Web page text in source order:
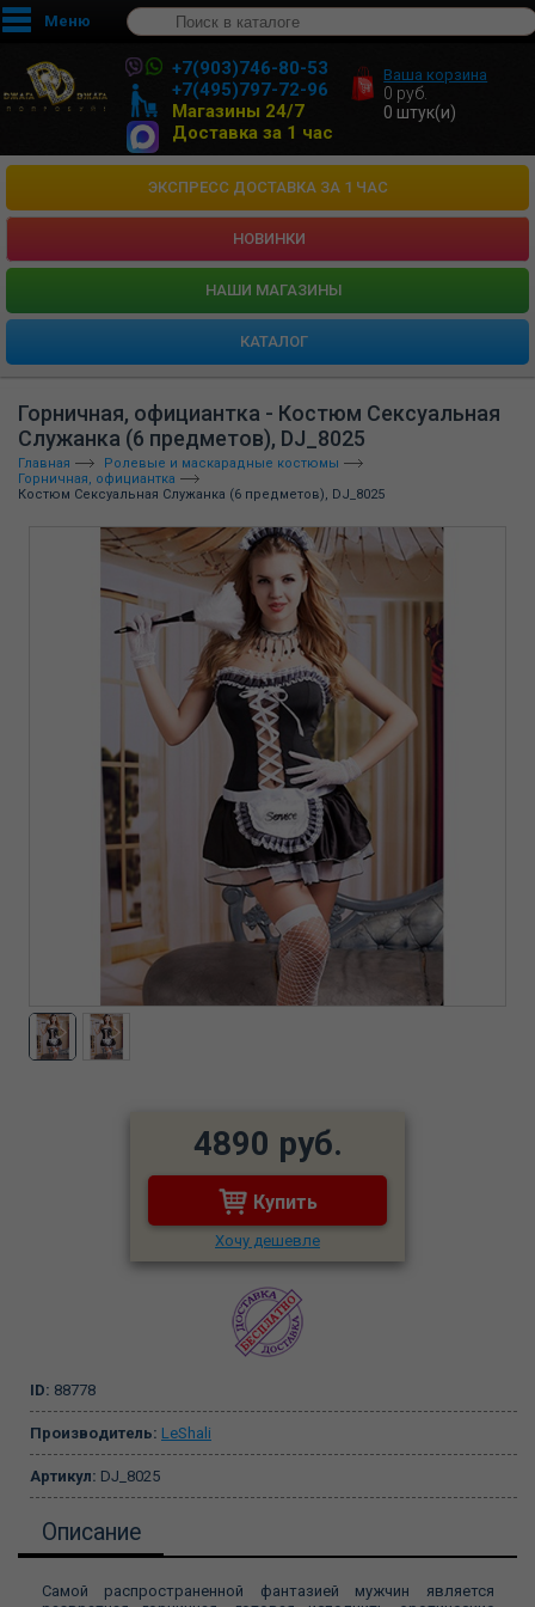
Меню
+7(903)746-80-53
+7(495)797-72-96
Магазины 24/7
Доставка за 1 час
Ваша корзина
0 руб.
0 штук(и)
ЭКСПРЕСС ДОСТАВКА ЗА 1 ЧАС
НОВИНКИ
HАШИ МАГАЗИНЫ
КАТАЛОГ
Горничная, официантка - Костюм Сексуальная
Служанка (6 предметов), DJ_8025
Главная
Ролевые и маскарадные костюмы
Горничная, официантка
Костюм Сексуальная Служанка (6 предметов), DJ_8025
4890 руб.
Купить
Хочу дешевле
ID: 88778
Производитель: LeShali
Артикул: DJ_8025
Описание
Самой распространенной фантазией мужчин является